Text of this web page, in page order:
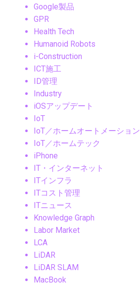
Google製品
GPR
Health Tech
Humanoid Robots
i-Construction
ICT施工
ID管理
Industry
iOSアップデート
IoT
IoT／ホームオートメーション
IoT／ホームテック
iPhone
IT・インターネット
ITインフラ
ITコスト管理
ITニュース
Knowledge Graph
Labor Market
LCA
LiDAR
LiDAR SLAM
MacBook